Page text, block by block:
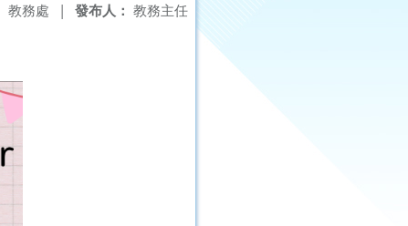
發布人： 教務主任
教務處 |